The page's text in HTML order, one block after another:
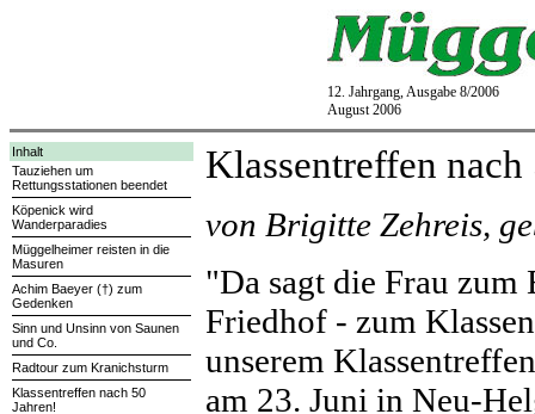
12. Jahrgang, Ausgabe 8/2006
August 2006
Inhalt
Tauziehen um
Rettungsstationen beendet
Köpenick wird
Wanderparadies
Müggelheimer reisten in die
Masuren
Achim Baeyer (†) zum
Gedenken
Sinn und Unsinn von Saunen
und Co.
Radtour zum Kranichsturm
Klassentreffen nach 50
Jahren!
Klassentreffen nach
von Brigitte Zehreis,
"Da sagt die Frau
Friedhof - zum
unserem
am 23. Juni in Neu-